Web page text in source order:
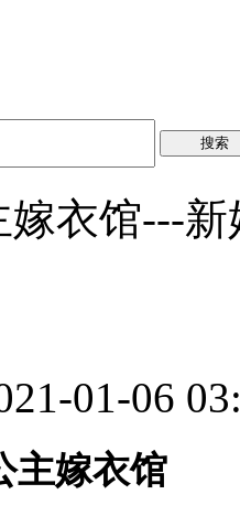
搜索
衣馆---新
01-06
主嫁衣馆